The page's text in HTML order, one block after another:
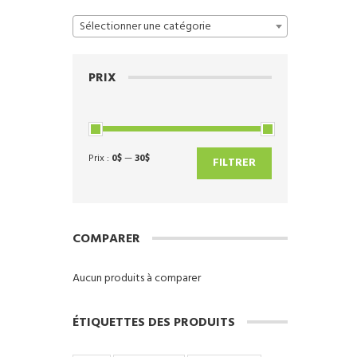
Sélectionner une catégorie
PRIX
FILTRER
Prix : 0$—30$
COMPARER
Aucun produits à comparer
ÉTIQUETTES DES PRODUITS